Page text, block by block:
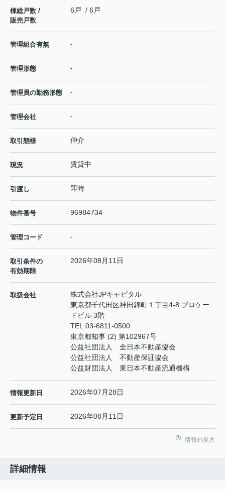
棟総戸数 /
販売戸数
6戸 / 6戸
管理組合有無 -
管理形態 -
管理員の勤務形態 -
管理会社 -
取引態様 仲介
現況 賃貸中
引渡し 即時
物件番号 96984734
管理コード -
取引条件の
有効期限
2026年08月11日
取扱会社
株式会社JPキャピタル
東京都千代田区神田錦町１丁目4-8 ブロケー
ドビル 3階
TEL:03-6811-0500
東京都知事 (2) 第102967号
公益社団法人 全日本不動産協会
公益社団法人 不動産保証協会
公益財団法人 東日本不動産流通機構
情報更新日 2026年07月28日
更新予定日 2026年08月11日
情報の見方
詳細情報